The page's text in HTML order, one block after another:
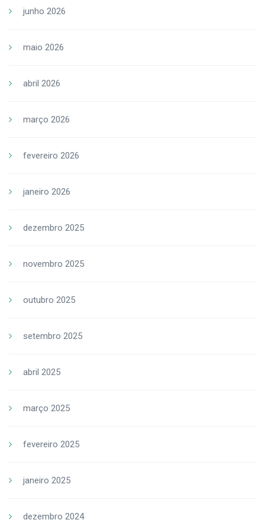
junho 2026
maio 2026
abril 2026
março 2026
fevereiro 2026
janeiro 2026
dezembro 2025
novembro 2025
outubro 2025
setembro 2025
abril 2025
março 2025
fevereiro 2025
janeiro 2025
dezembro 2024